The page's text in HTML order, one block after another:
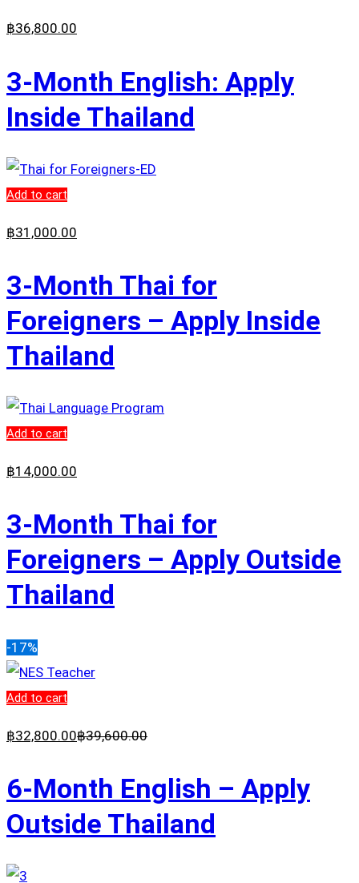
฿36,800.00
3-Month English: Apply
Inside Thailand
Add to cart
฿31,000.00
3-Month Thai for
Foreigners – Apply Inside
Thailand
Add to cart
฿14,000.00
3-Month Thai for
Foreigners – Apply Outside
Thailand
-17%
Add to cart
฿32,800.00฿39,600.00
6-Month English – Apply
Outside Thailand